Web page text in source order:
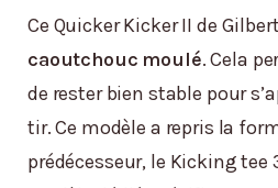
Ce Quicker Kicker II de
caoutchouc moulé. Cela
de rester bien stable pour
tir. Ce modèle a repris la
prédécesseur, le Kicking tee